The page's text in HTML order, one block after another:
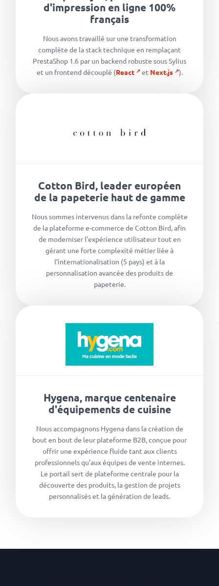
d'impression en ligne 100%
français
Nous avons travaillé sur une transformation
complète de la stack technique en remplaçant
PrestaShop 1.6 par un backend robuste sous Sylius
et un frontend découplé (React et Next.js ).
Cotton Bird, leader européen
de la papeterie haut de gamme
Nous sommes intervenus dans la refonte complète
de la plateforme e-commerce de Cotton Bird, afin
de moderniser l’expérience utilisateur tout en
gérant une forte complexité métier liée à
l’internationalisation (5 pays) et à la
personnalisation avancée des produits de
papeterie.
Hygena, marque centenaire
d'équipements de cuisine
Nous accompagnons Hygena dans la création de
bout en bout de leur plateforme B2B, conçue pour
offrir une expérience fluide tant aux clients
professionnels qu’aux équipes de vente internes.
Le portail sert de plateforme centrale pour la
découverte des produits, la gestion de projets
personnalisés et la génération de leads.